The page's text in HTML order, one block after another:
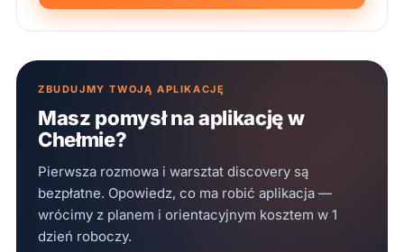
ZBUDUJMY TWOJĄ APLIKACJĘ
Masz pomysł na aplikację w
Chełmie?
Pierwsza rozmowa i warsztat discovery są
bezpłatne. Opowiedz, co ma robić aplikacja —
wrócimy z planem i orientacyjnym kosztem w 1
dzień roboczy.